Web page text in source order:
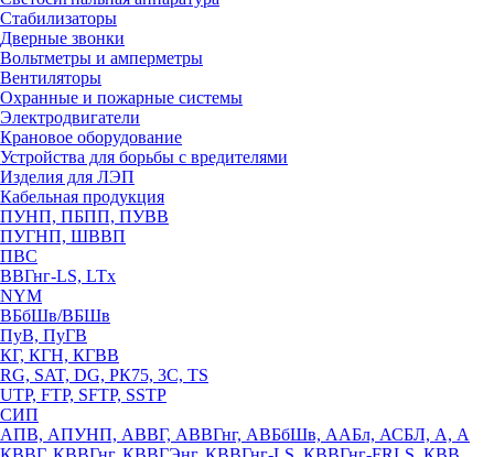
Стабилизаторы
Дверные звонки
Вольтметры и амперметры
Вентиляторы
Охранные и пожарные системы
Электродвигатели
Крановое оборудование
Устройства для борьбы с вредителями
Изделия для ЛЭП
Кабельная продукция
ПУНП, ПБПП, ПУВВ
ПУГНП, ШВВП
ПВС
ВВГнг-LS, LTx
NYM
ВБбШв/ВБШв
ПуВ, ПуГВ
КГ, КГН, КГВВ
RG, SAT, DG, РК75, 3С, TS
UTP, FTP, SFTP, SSTP
СИП
АПВ, АПУНП, АВВГ, АВВГнг, АВБбШв, ААБл, АСБЛ, А, А